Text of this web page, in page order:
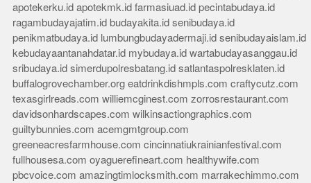
apotekerku.id apotekmk.id farmasiuad.id pecintabudaya.id
ragambudayajatim.id budayakita.id senibudaya.id
penikmatbudaya.id lumbungbudayadermaji.id senibudayaislam.id
kebudayaantanahdatar.id mybudaya.id wartabudayasanggau.id
sribudaya.id simerdupolresbatang.id satlantaspolresklaten.id
buffalogrovechamber.org eatdrinkdishmpls.com craftycutz.com
texasgirlreads.com williemcginest.com zorrosrestaurant.com
davidsonhardscapes.com wilkinsactiongraphics.com
guiltybunnies.com acemgmtgroup.com
greeneacresfarmhouse.com cincinnatiukrainianfestival.com
fullhousesa.com oyaguerefineart.com healthywife.com
pbcvoice.com amazingtimlocksmith.com marrakechimmo.com